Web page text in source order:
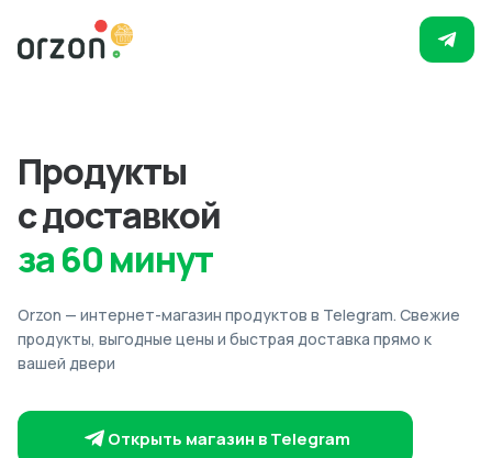
Продукты
с доставкой
за 60 минут
Orzon — интернет-магазин продуктов в Telegram. Свежие
продукты, выгодные цены и быстрая доставка прямо к
вашей двери
Открыть магазин в Telegram